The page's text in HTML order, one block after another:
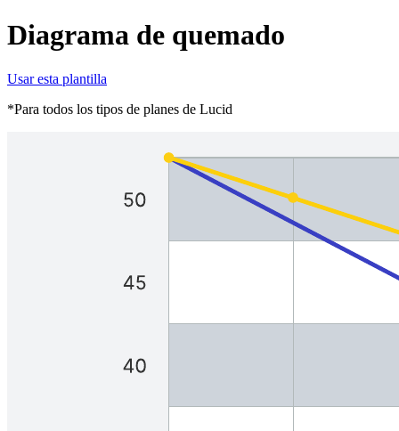
Diagrama de quemado
Usar esta plantilla
*Para todos los tipos de planes de Lucid